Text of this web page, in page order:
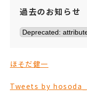
過去のお知らせ
ほそだ健一
Tweets by